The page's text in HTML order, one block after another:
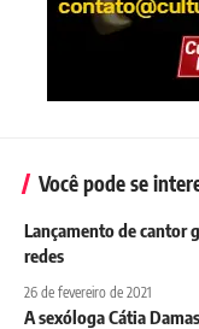
Você pode se
Lançamento de cantor
redes
26 de fevereiro de 2021
A sexóloga Cátia